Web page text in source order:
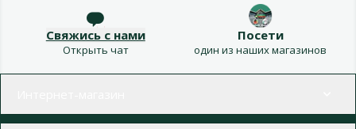
Свяжись с нами
Открыть чат
Посети
один из наших магазинов